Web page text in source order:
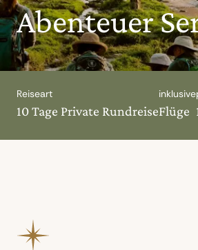
Abenteuer
Reiseart
10 Tage Private Rundreise
inklusive
Flüge